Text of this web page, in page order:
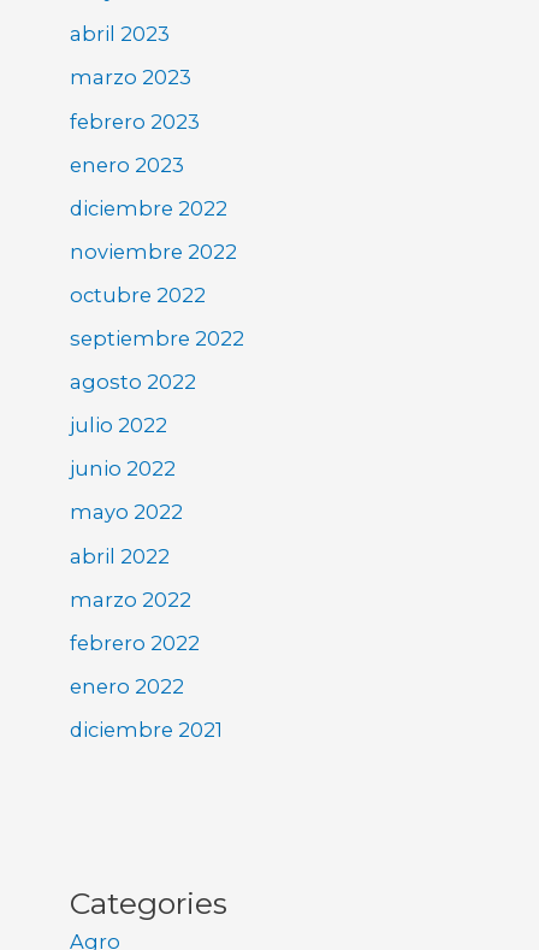
abril 2023
marzo 2023
febrero 2023
enero 2023
diciembre 2022
noviembre 2022
octubre 2022
septiembre 2022
agosto 2022
julio 2022
junio 2022
mayo 2022
abril 2022
marzo 2022
febrero 2022
enero 2022
diciembre 2021
Categories
Agro